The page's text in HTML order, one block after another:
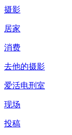
摄影
居家
消费
去他的摄影
爱活电刑室
现场
投稿